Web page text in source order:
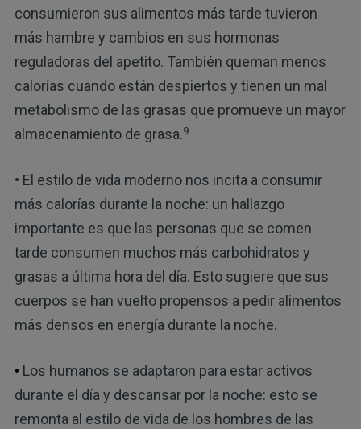
consumieron sus alimentos más tarde tuvieron
más hambre y cambios en sus hormonas
reguladoras del apetito. También queman menos
calorías cuando están despiertos y tienen un mal
metabolismo de las grasas que promueve un mayor
almacenamiento de grasa.9
• El estilo de vida moderno nos incita a consumir
más calorías durante la noche: un hallazgo
importante es que las personas que se comen
tarde consumen muchos más carbohidratos y
grasas a última hora del día. Esto sugiere que sus
cuerpos se han vuelto propensos a pedir alimentos
más densos en energía durante la noche.
• Los humanos se adaptaron para estar activos
durante el día y descansar por la noche: esto se
remonta al estilo de vida de los hombres de las